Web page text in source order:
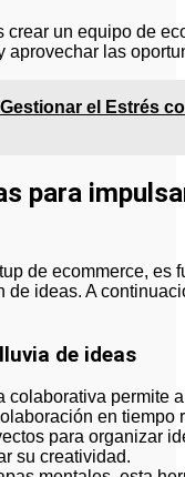
un equipo de
aprovechar las
el Estrés
para
de ecommerce,
ideas. A
de ideas
colaborativa permite
en tiempo
para organizar
su creatividad.